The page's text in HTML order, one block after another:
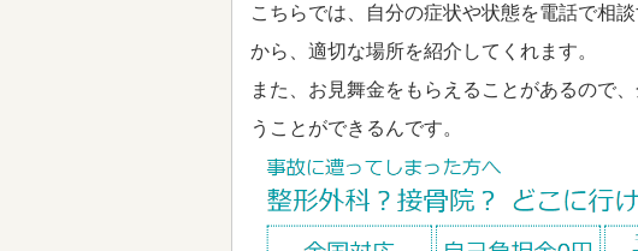
こちらでは、自分の症状や状態を電話で相
から、適切な場所を紹介してくれます。
また、お見舞金をもらえることがあるので
うことができるんです。